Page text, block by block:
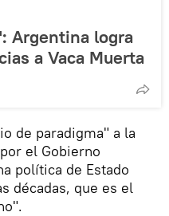
Argentina logra
a Vaca Muerta
de paradigma" a la
el Gobierno
política de Estado
décadas, que es el